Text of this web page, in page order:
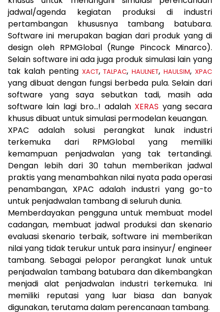
jadwal/agenda kegiatan produksi di industri
pertambangan khususnya tambang batubara.
Software ini merupakan bagian dari produk yang di
design oleh RPMGlobal (Runge Pincock Minarco).
Selain software ini ada juga produk simulasi lain yang
tak kalah penting XACT,TALPAC,HAULNET,HAULSIM,XPAC
yang dibuat dengan fungsi berbeda pula. Selain dari
software yang saya sebutkan tadi, masih ada
software lain lagi bro…! adalah XERAS yang secara
khusus dibuat untuk simulasi permodelan keuangan.
XPAC adalah solusi perangkat lunak industri
terkemuka dari RPMGlobal yang memiliki
kemampuan penjadwalan yang tak tertandingi.
Dengan lebih dari 30 tahun memberikan jadwal
praktis yang menambahkan nilai nyata pada operasi
penambangan, XPAC adalah industri yang go-to
untuk penjadwalan tambang di seluruh dunia.
Memberdayakan pengguna untuk membuat model
cadangan, membuat jadwal produksi dan skenario
evaluasi skenario terbaik, software ini memberikan
nilai yang tidak terukur untuk para insinyur/ engineer
tambang. Sebagai pelopor perangkat lunak untuk
penjadwalan tambang batubara dan dikembangkan
menjadi alat penjadwalan industri terkemuka. Ini
memiliki reputasi yang luar biasa dan banyak
digunakan, terutama dalam perencanaan tambang.